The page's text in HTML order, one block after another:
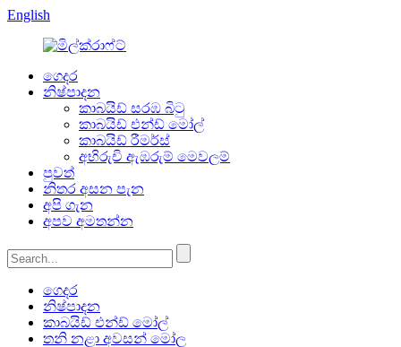
English
ගෙදර
නිෂ්පාදන
කාබයිඩ් සරඹ බිටු
කාබයිඩ් එන්ඩ් මෝල්
කාබයිඩ් රීමර්ස්
අභිරුචි ඇඹරුම් මෙවලම්
පුවත්
නිතර අසන පැන
අපි ගැන
අපව අමතන්න
ගෙදර
නිෂ්පාදන
කාබයිඩ් එන්ඩ් මෝල්
තනි නළා අවසන් මෝල